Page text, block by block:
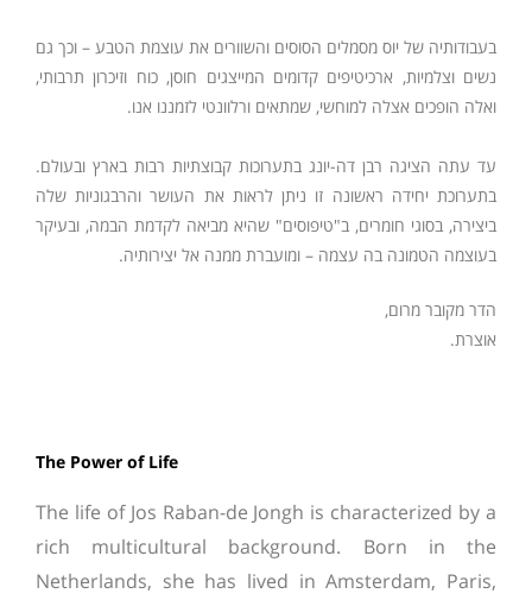
בעבודותיה של יוס מסמלים הסוסים והשוורים את עוצמת הטבע – וכך גם
נשים וצלמיות, ארכיטיפים קדומים המייצגים חוסן, כוח וזיכרון תרבותי,
ואלה הופכים אצלה למוחשי, שמתאים ורלוונטי לזמננו אנו.
עד עתה הציגה רבן דה-יונג בתערוכות קבוצתיות רבות בארץ ובעולם.
בתערוכת יחידה ראשונה זו ניתן לראות את העושר והרבגוניות שלה
ביצירה, בסוגי חומרים, ב"טיפוסים" שהיא מביאה לקדמת הבמה, ובעיקר
בעוצמה הטמונה בה עצמה – ומועברת ממנה אל יצירותיה.
הדר מקובר מרום,
אוצרת.
The Power of Life
The life of Jos Raban-de Jongh is characterized by a
rich multicultural background. Born in the
Netherlands, she has lived in Amsterdam, Paris,